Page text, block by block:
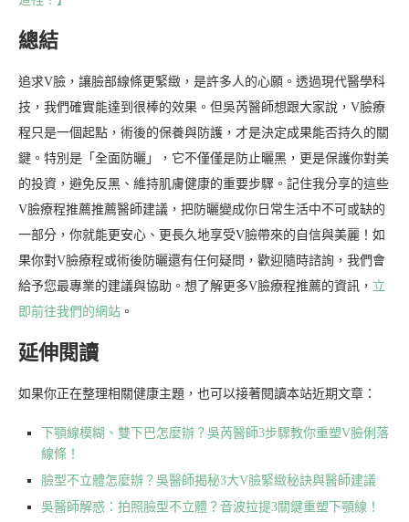
總結
追求V臉，讓臉部線條更緊緻，是許多人的心願。透過現代醫學科
技，我們確實能達到很棒的效果。但吳芮醫師想跟大家說，V臉療
程只是一個起點，術後的保養與防護，才是決定成果能否持久的關
鍵。特別是「全面防曬」，它不僅僅是防止曬黑，更是保護你對美
的投資，避免反黑、維持肌膚健康的重要步驟。記住我分享的這些
V臉療程推薦推薦醫師建議，把防曬變成你日常生活中不可或缺的
一部分，你就能更安心、更長久地享受V臉帶來的自信與美麗！如
果你對V臉療程或術後防曬還有任何疑問，歡迎隨時諮詢，我們會
給予您最專業的建議與協助。想了解更多V臉療程推薦的資訊， 立
即前往我們的網站 。
延伸閱讀
如果你正在整理相關健康主題，也可以接著閱讀本站近期文章：
下顎線模糊、雙下巴怎麼辦？吳芮醫師3步驟教你重塑V臉俐落
線條！
臉型不立體怎麼辦？吳醫師揭秘3大V臉緊緻秘訣與醫師建議
吳醫師解惑：拍照臉型不立體？音波拉提3關鍵重塑下顎線！